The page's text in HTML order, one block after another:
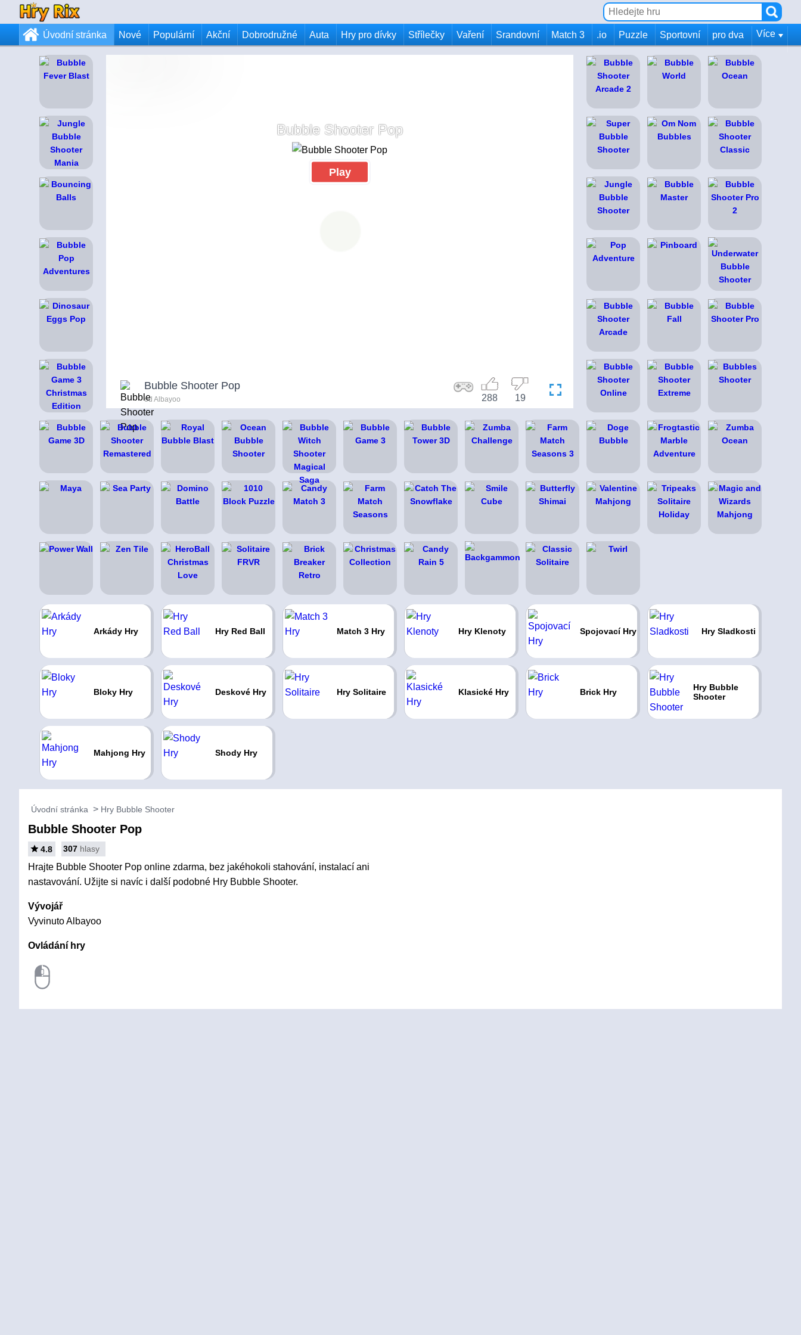
Úvodní stránka Nové Populární Akční Dobrodružné Auta Hry pro dívky Střílečky Vaření Srandovní Match 3 .io Puzzle Sportovní pro dva Více
Bubble Shooter Pop
Play
Bubble Shooter Pop
od Albayoo 19
288
Arkády Hry Hry Red Ball Match 3 Hry Hry Klenoty Spojovací Hry Hry Sladkosti
Bloky Hry Deskové Hry Hry Solitaire Klasické Hry Brick Hry
Hry Bubble
Shooter
Mahjong Hry Shody Hry
Úvodní stránka Hry Bubble Shooter
Bubble Shooter Pop
4.8 307 hlasy
Hrajte Bubble Shooter Pop online zdarma, bez jakéhokoli stahování, instalací ani
nastavování. Užijte si navíc i další podobné Hry Bubble Shooter.
Vývojář
Vyvinuto Albayoo
Ovládání hry